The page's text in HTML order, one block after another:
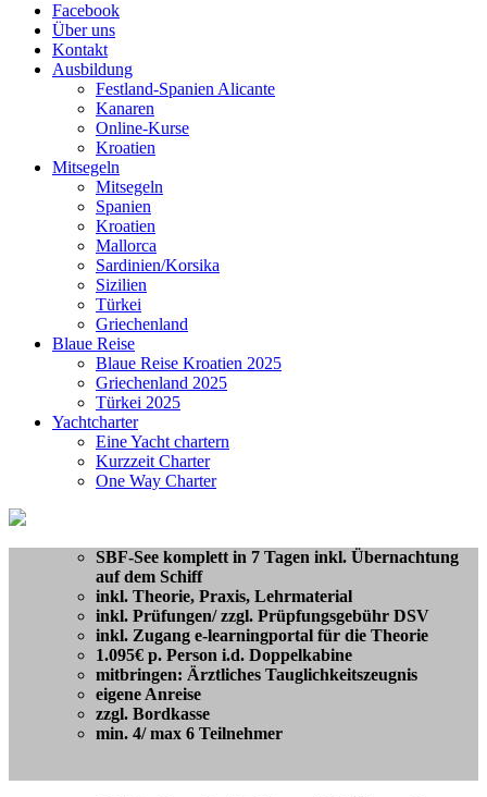
Facebook
Über uns
Kontakt
Ausbildung
Festland-Spanien Alicante
Kanaren
Online-Kurse
Kroatien
Mitsegeln
Mitsegeln
Spanien
Kroatien
Mallorca
Sardinien/Korsika
Sizilien
Türkei
Griechenland
Blaue Reise
Blaue Reise Kroatien 2025
Griechenland 2025
Türkei 2025
Yachtcharter
Eine Yacht chartern
Kurzzeit Charter
One Way Charter
SBF-See komplett in 7 Tagen inkl. Übernachtung
auf dem Schiff
inkl. Theorie, Praxis, Lehrmaterial
inkl. Prüfungen/ zzgl. Prüpfungsgebühr DSV
inkl. Zugang e-learningportal für die Theorie
1.095€ p. Person i.d. Doppelkabine
mitbringen: Ärztliches Tauglichkeitszeugnis
eigene Anreise
zzgl. Bordkasse
min. 4/ max 6 Teilnehmer